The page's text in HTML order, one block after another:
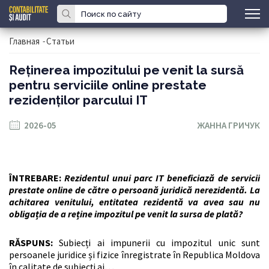
Главная -Статьи
Reținerea impozitului pe venit la sursă
pentru serviciile online prestate
rezidenților parcului IT
2026-05 ЖАННА ГРИЧУК
ÎNTREBARE:Rezidentul unui parc IT beneficiază de servicii
prestate online de către o persoană juridică nerezidentă. La
achitarea venitului, entitatea rezidentă va avea sau nu
obligația de a reține impozitul pe venit la sursa de plată?
RĂSPUNS: Subiecți ai impunerii cu impozitul unic sunt
persoanele juridice și fizice înregistrate în Republica Moldova
în calitate de subiecți ai…